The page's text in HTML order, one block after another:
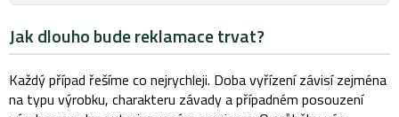
Jak dlouho bude reklamace trvat?
Každý případ řešíme co nejrychleji. Doba vyřízení závisí zejména
na typu výrobku, charakteru závady a případném posouzení